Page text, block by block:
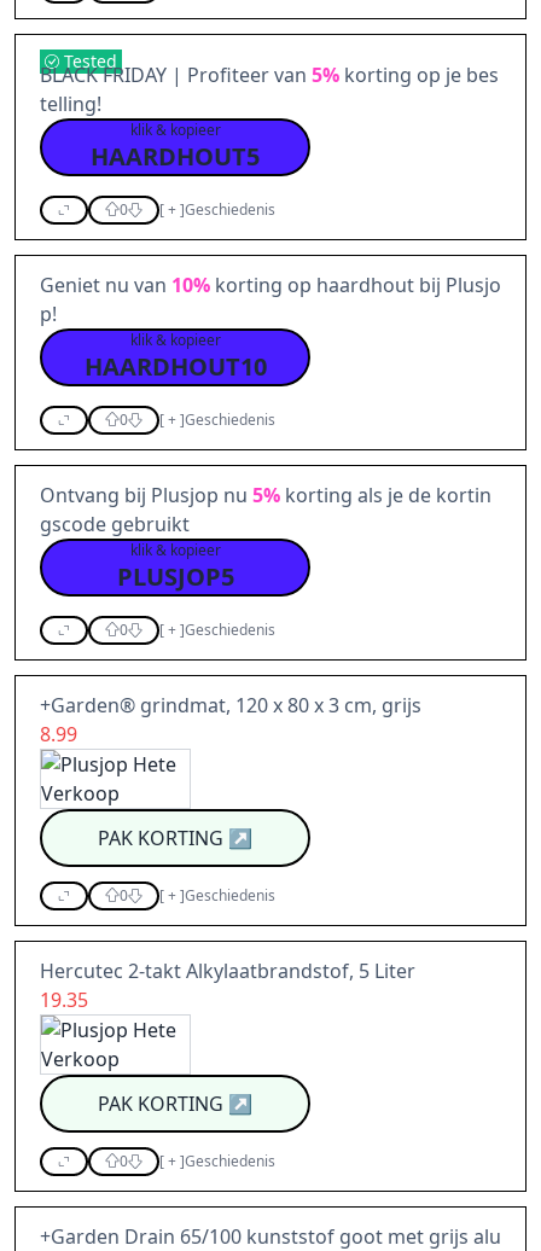
Tested
BLACK FRIDAY | Profiteer van 5% korting op je bes
telling!
klik & kopieer
HAARDHOUT5
0 [+]Geschiedenis
Geniet nu van 10% korting op haardhout bij Plusjo
p!
klik & kopieer
HAARDHOUT10
0 [+]Geschiedenis
Ontvang bij Plusjop nu 5% korting als je de kortin
gscode gebruikt
klik & kopieer
PLUSJOP5
0 [+]Geschiedenis
+Garden® grindmat, 120 x 80 x 3 cm, grijs
8.99
PAK KORTING ↗
0 [+]Geschiedenis
Hercutec 2-takt Alkylaatbrandstof, 5 Liter
19.35
PAK KORTING ↗
0 [+]Geschiedenis
+Garden Drain 65/100 kunststof goot met grijs alu